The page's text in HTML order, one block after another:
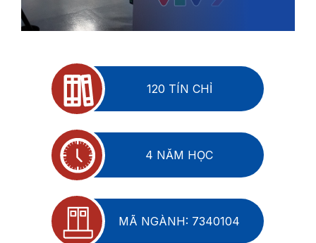
120 TÍN CHỈ
4 NĂM HỌC
MÃ NGÀNH: 7340104